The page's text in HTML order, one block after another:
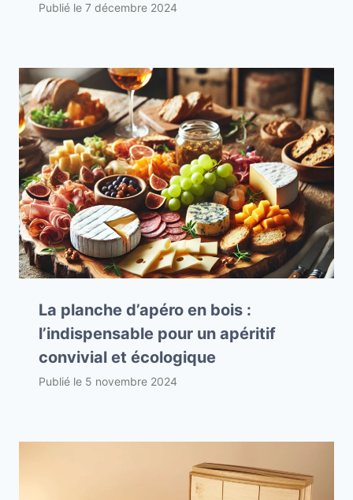
Publié le 7 décembre 2024
La planche d’apéro en bois :
l’indispensable pour un apéritif
convivial et écologique
Publié le 5 novembre 2024